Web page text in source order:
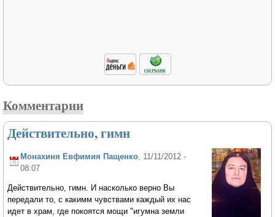
Комментарии
Действительно, гимн
Монахиня Евфимия Пащенко , 11/11/2012 -
08:07
Действительно, гимн. И насколько верно Вы
передали то, с какимм чувствами каждый их нас
идет в храм, где покоятся мощи "игумна земли